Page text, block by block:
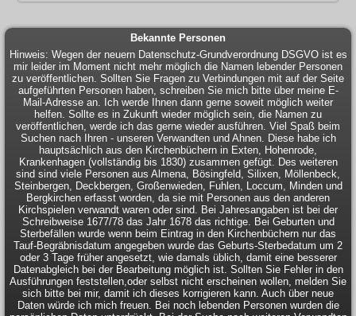
Bekannte Personen
Hinweis: Wegen der neuern Datenschutz-Grundverordnung DSGVO ist es
mir leider im Moment nicht mehr möglich die Namen lebender Personen
zu veröffentlichen. Sollten Sie Fragen zu Verbindungen mit auf der Seite
aufgeführten Personen haben, schreiben Sie mich bitte über meine E-
Mail-Adresse an. Ich werde Ihnen dann gerne soweit möglich weiter
helfen. Sollte es in Zukunft wieder möglich sein, die Namen zu
veröffentlichen, werde ich das gerne wieder ausführen. Viel Spaß beim
Suchen nach Ihren - unseren Verwandten und Ahnen. Diese habe ich
hauptsächlich aus den Kirchenbüchern in Exten, Hohenrode,
Krankenhagen (vollständig bis 1830) zusammen gefügt. Des weiteren
sind sind viele Personen aus Almena, Bösingfeld, Silixen, Möllenbeck,
Steinbergen, Deckbergen, Großenwieden, Fuhlen, Loccum, Minden und
Bergkirchen erfasst worden, da sie mit Personen aus den anderen
Kirchspielen verwandt waren oder sind. Bei Jahresangaben ist bei der
Schreibweise 1677/78 das Jahr 1678 das richtige. Bei Geburten und
Sterbefällen wurde wenn beim Eintrag in den Kirchenbüchern nur das
Tauf-Begräbnisdatum angegeben wurde das Geburts-Sterbedatum um 2
oder 3 Tage früher angesetzt, wie damals üblich, damit eine besserer
Datenabgleich bei der Bearbeitung möglich ist. Sollten Sie Fehler in den
Ausführungen feststellen,oder selbst nicht erscheinen wollen, melden Sie
sich bitte bei mir, damit ich dieses korrigieren kann. Auch über neue
Daten würde ich mich freuen. Bei noch lebenden Personen wurden die